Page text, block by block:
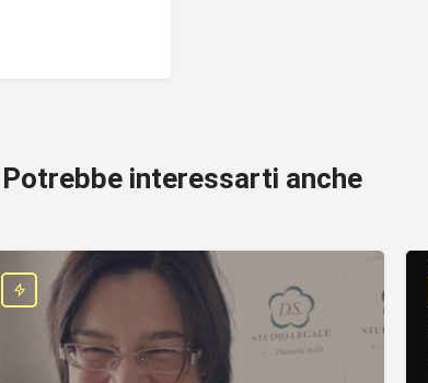
Potrebbe interessarti anche